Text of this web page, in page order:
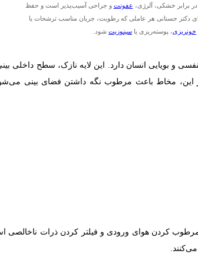
برابر خشکی، آلرژی، عفونت و جراحی آسیب‌پذیر است و حفظ
حسنانی هر عاملی که رطوبت، جریان مناسب ترشحات یا
خونریزی، پوسته‌ریزی یا سینوزیت شود.
و بویایی انسان دارد. این لایه نازک، سطح داخلی
این، مخاط باعث مرطوب نگه داشتن فضای بینی
کردن هوای ورودی و فیلتر کردن ذرات